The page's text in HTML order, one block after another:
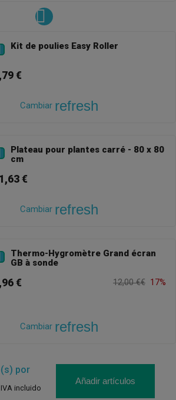
Kit de poulies Easy Roller
€
Cambiar refresh
Plateau pour plantes carré - 80 x 80
cm
€
Cambiar refresh
Thermo-Hygromètre Grand écran
GB à sonde
€ 12,00 €€ 17%
Cambiar refresh
por
IVA incluido
Añadir artículos